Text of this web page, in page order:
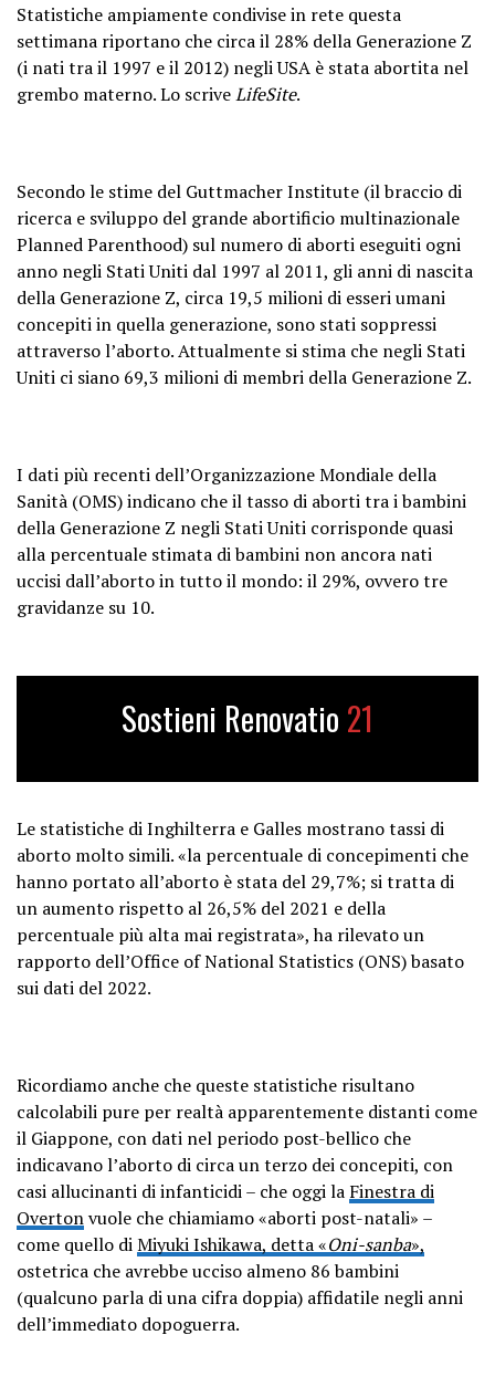
Statistiche ampiamente condivise in rete questa
settimana riportano che circa il 28% della Generazione Z
(i nati tra il 1997 e il 2012) negli USA è stata abortita nel
grembo materno. Lo scriveLifeSite.
Secondo le stime del Guttmacher Institute (il braccio di
ricerca e sviluppo del grande abortificio multinazionale
Planned Parenthood) sul numero di aborti eseguiti ogni
anno negli Stati Uniti dal 1997 al 2011, gli anni di nascita
della Generazione Z, circa 19,5 milioni di esseri umani
concepiti in quella generazione, sono stati soppressi
attraverso l’aborto. Attualmente si stima che negli Stati
Uniti ci siano 69,3 milioni di membri della Generazione Z.
I dati più recenti dell’Organizzazione Mondiale della
Sanità (OMS) indicano che il tasso di aborti tra i bambini
della Generazione Z negli Stati Uniti corrisponde quasi
alla percentuale stimata di bambini non ancora nati
uccisi dall’aborto in tutto il mondo: il 29%, ovvero tre
gravidanze su 10.
Sostieni Renovatio 21
Le statistiche di Inghilterra e Galles mostrano tassi di
aborto molto simili. «la percentuale di concepimenti che
hanno portato all’aborto è stata del 29,7%; si tratta di
un aumento rispetto al 26,5% del 2021 e della
percentuale più alta mai registrata», ha rilevato un
rapporto dell’Office of National Statistics (ONS) basato
sui dati del 2022.
Ricordiamo anche che queste statistiche risultano
calcolabili pure per realtà apparentemente distanti come
il Giappone, con dati nel periodo post-bellico che
indicavano l’aborto di circa un terzo dei concepiti, con
casi allucinanti di infanticidi – che oggi la Finestra di
Overtonvuole che chiamiamo «aborti post-natali» –
come quello diMiyuki Ishikawa, detta «Oni-sanba»,
ostetrica che avrebbe ucciso almeno 86 bambini
(qualcuno parla di una cifra doppia) affidatile negli anni
dell’immediato dopoguerra.